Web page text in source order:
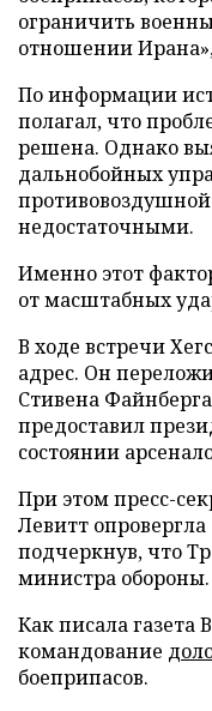
ограничить
отношении
По информации
полагал, что
решена. Однако
дальнобойных
недостаточными.
Именно этот
от масштабных
В ходе встречи
адрес. Он
Стивена
предоставил
состоянии
При этом пресс-
Левитт
подчеркнув, что
министра обороны.
Как писала газета
командование
боеприпасов.